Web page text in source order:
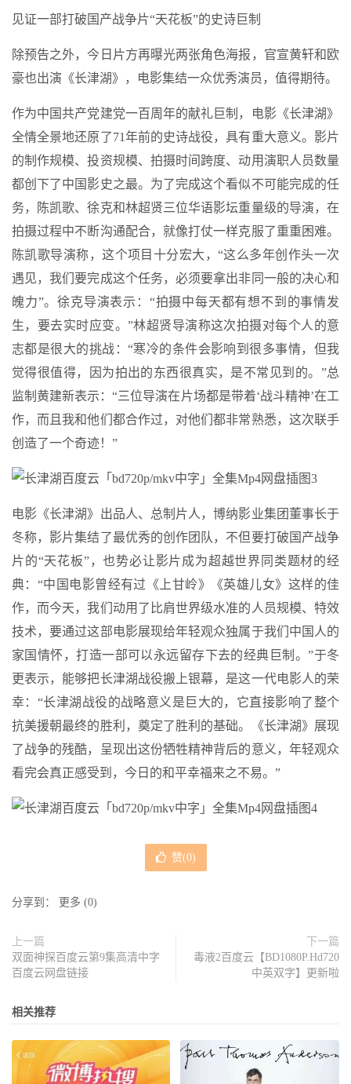
见证一部打破国产战争片“天花板”的史诗巨制
除预告之外，今日片方再曝光两张角色海报，官宣黄轩和欧
豪也出演《长津湖》，电影集结一众优秀演员，值得期待。
作为中国共产党建党一百周年的献礼巨制，电影《长津湖》
全情全景地还原了71年前的史诗战役，具有重大意义。影片
的制作规模、投资规模、拍摄时间跨度、动用演职人员数量
都创下了中国影史之最。为了完成这个看似不可能完成的任
务，陈凯歌、徐克和林超贤三位华语影坛重量级的导演，在
拍摄过程中不断沟通配合，就像打仗一样克服了重重困难。
陈凯歌导演称，这个项目十分宏大，“这么多年创作头一次
遇见，我们要完成这个任务，必须要拿出非同一般的决心和
魄力”。徐克导演表示：“拍摄中每天都有想不到的事情发
生，要去实时应变。”林超贤导演称这次拍摄对每个人的意
志都是很大的挑战：“寒冷的条件会影响到很多事情，但我
觉得很值得，因为拍出的东西很真实，是不常见到的。”总
监制黄建新表示：“三位导演在片场都是带着‘战斗精神’在工
作，而且我和他们都合作过，对他们都非常熟悉，这次联手
创造了一个奇迹！”
电影《长津湖》出品人、总制片人，博纳影业集团董事长于
冬称，影片集结了最优秀的创作团队，不但要打破国产战争
片的“天花板”，也势必让影片成为超越世界同类题材的经
典：“中国电影曾经有过《上甘岭》《英雄儿女》这样的佳
作，而今天，我们动用了比肩世界级水准的人员规模、特效
技术，要通过这部电影展现给年轻观众独属于我们中国人的
家国情怀，打造一部可以永远留存下去的经典巨制。”于冬
更表示，能够把长津湖战役搬上银幕，是这一代电影人的荣
幸：“长津湖战役的战略意义是巨大的，它直接影响了整个
抗美援朝最终的胜利，奠定了胜利的基础。《长津湖》展现
了战争的残酷，呈现出这份牺牲精神背后的意义，年轻观众
看完会真正感受到，今日的和平幸福来之不易。”
赞(0)
分享到： 更多 (0)
上一篇
双面神探百度云第9集高清中字
百度云网盘链接
下一篇
毒液2百度云【BD1080P.Hd720
中英双字】更新啦
相关推荐